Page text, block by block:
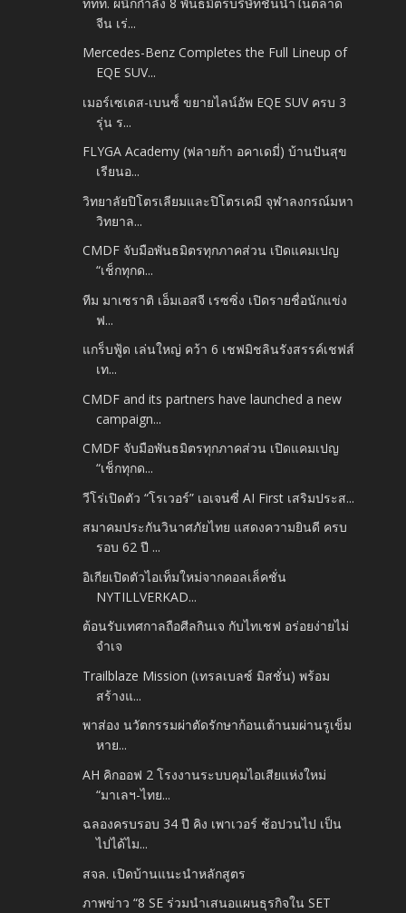
จีน เร่...
Mercedes-Benz Completes the Full Lineup of
EQE SUV...
เมอร์เซเดส-เบนซ์์ ขยายไลน์อัพ EQE SUV ครบ 3
รุ่น ร...
FLYGA Academy (ฟลายก้า อคาเดมี่) บ้านปันสุข
เรียนอ...
วิทยาลัยปิโตรเลียมและปิโตรเคมี จุฬาลงกรณ์มหา
วิทยาล...
CMDF จับมือพันธมิตรทุกภาคส่วน เปิดแคมเปญ
“เช็กทุกด...
ทีม มาเซราติ เอ็มเอสจี เรซซิ่ง เปิดรายชื่อนักแข่ง
ฟ...
แกร็บฟู้ด เล่นใหญ่ คว้า 6 เชฟมิชลินรังสรรค์เชฟส์
เท...
CMDF and its partners have launched a new
campaign...
CMDF จับมือพันธมิตรทุกภาคส่วน เปิดแคมเปญ
“เช็กทุกด...
วีโร่เปิดตัว “โรเวอร์” เอเจนซี่ AI First เสริมประส...
สมาคมประกันวินาศภัยไทย แสดงความยินดี ครบ
รอบ 62 ปี ...
อิเกียเปิดตัวไอเท็มใหม่จากคอลเล็คชั่น
NYTILLVERKAD...
ต้อนรับเทศกาลถือศีลกินเจ กับไทเชฟ อร่อยง่ายไม่
จำเจ
Trailblaze Mission (เทรลเบลซ์ มิสชั่น) พร้อม
สร้างแ...
พาส่อง นวัตกรรมผ่าตัดรักษาก้อนเต้านมผ่านรูเข็ม
หาย...
AH คิกออฟ 2 โรงงานระบบคุมไอเสียแห่งใหม่
“มาเลฯ-ไทย...
ฉลองครบรอบ 34 ปี คิง เพาเวอร์ ช้อปวนไป เป็น
ไปได้ไม...
สจล. เปิดบ้านแนะนำหลักสูตร
ภาพข่าว “8 SE ร่วมนำเสนอแผนธุรกิจใน SET